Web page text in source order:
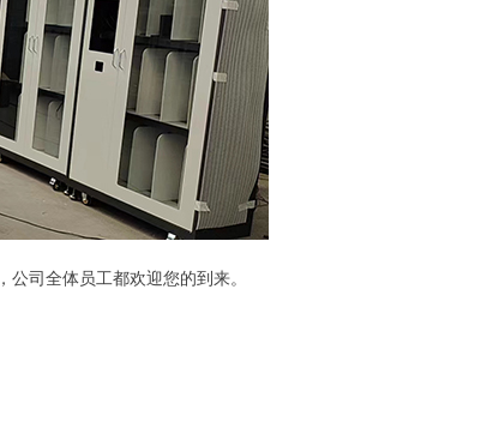
司全体员工都欢迎您的到来。